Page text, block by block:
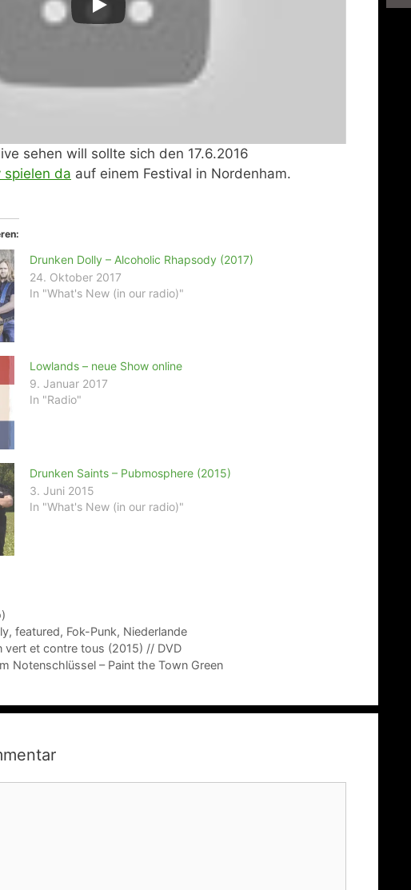
sehen will sollte sich den 17.6.2016
spielen da auf einem Festival in Nordenham.
Drunken Dolly – Alcoholic Rhapsody (2017)
24. Oktober 2017
In "What's New (in our radio)"
Lowlands – neue Show online
9. Januar 2017
In "Radio"
Drunken Saints – Pubmosphere (2015)
3. Juni 2015
In "What's New (in our radio)"
, featured, Fok-Punk, Niederlande
vert et contre tous (2015) // DVD
Notenschlüssel – Paint the Town Green